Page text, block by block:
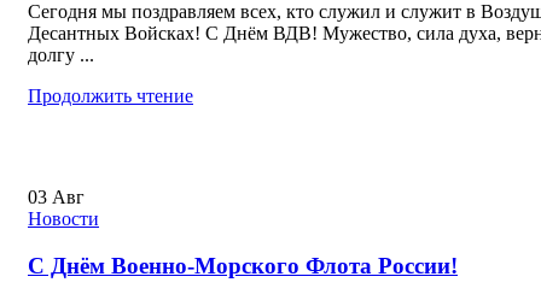
Сегодня мы поздравляем всех, кто служил и служит в
Десантных Войсках! С Днём ВДВ! Мужество, сила духа,
долгу ...
Продолжить чтение
03 Авг
Новости
С Днём Военно-Морского Флота России!